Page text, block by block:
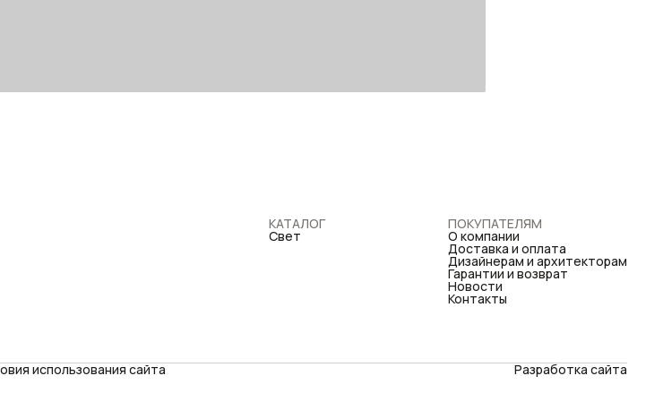
КАТАЛОГ
Свет
ПОКУПАТЕЛЯМ
О компании
Доставка и оплата
Дизайнерам и архитекторам
Гарантии и возврат
Новости
Контакты
использования сайта Разработка сайта